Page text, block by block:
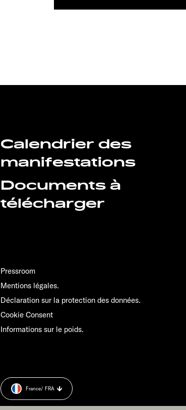
Calendrier des
manifestations
Documents à
télécharger
Pressroom
Mentions légales.
Déclaration sur la protection des données.
Cookie Consent
Informations sur le poids.
France/ FRA